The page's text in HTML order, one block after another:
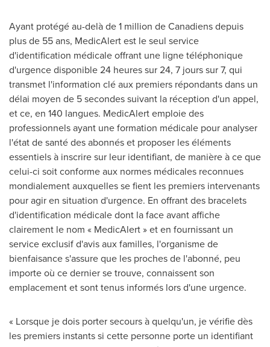
Ayant protégé au-delà de 1 million de Canadiens depuis
plus de 55 ans, MedicAlert est le seul service
d'identification médicale offrant une ligne téléphonique
d'urgence disponible 24 heures sur 24, 7 jours sur 7, qui
transmet l'information clé aux premiers répondants dans un
délai moyen de 5 secondes suivant la réception d'un appel,
et ce, en 140 langues. MedicAlert emploie des
professionnels ayant une formation médicale pour analyser
l'état de santé des abonnés et proposer les éléments
essentiels à inscrire sur leur identifiant, de manière à ce que
celui-ci soit conforme aux normes médicales reconnues
mondialement auxquelles se fient les premiers intervenants
pour agir en situation d'urgence. En offrant des bracelets
d'identification médicale dont la face avant affiche
clairement le nom « MedicAlert » et en fournissant un
service exclusif d'avis aux familles, l'organisme de
bienfaisance s'assure que les proches de l'abonné, peu
importe où ce dernier se trouve, connaissent son
emplacement et sont tenus informés lors d'une urgence.
« Lorsque je dois porter secours à quelqu'un, je vérifie dès
les premiers instants si cette personne porte un identifiant